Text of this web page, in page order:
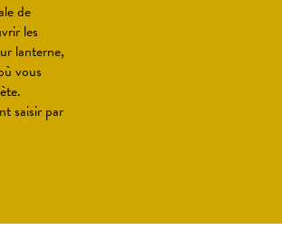
de
les
lanterne,
vous
saisir par